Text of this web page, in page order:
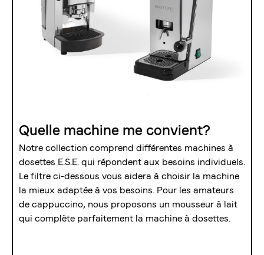
Quelle machine me convient?
Notre collection comprend différentes machines à
dosettes E.S.E. qui répondent aux besoins individuels.
Le filtre ci-dessous vous aidera à choisir la machine
la mieux adaptée à vos besoins. Pour les amateurs
de cappuccino, nous proposons un mousseur à lait
qui complète parfaitement la machine à dosettes.